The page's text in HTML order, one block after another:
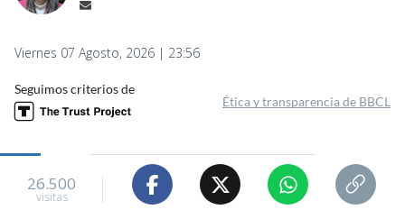
Viernes 07 Agosto, 2026 | 23:56
Seguimos criterios de
Ética y transparencia de BBCL
26.500
visitas